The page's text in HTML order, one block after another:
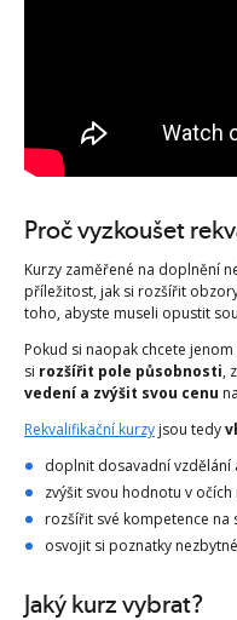
Proč vyzkoušet
Kurzy zaměřené na doplnění
příležitost, jak si rozšířit
toho, abyste museli opustit
Pokud si naopak chcete
si rozšířit pole působnosti,
vedení a zvýšit svou cenu
Rekvalifikační kurzy jsou tedy
doplnit dosavadní
zvýšit svou hodnotu v
rozšířit své kompetence
osvojit si poznatky
Jaký kurz vybrat?